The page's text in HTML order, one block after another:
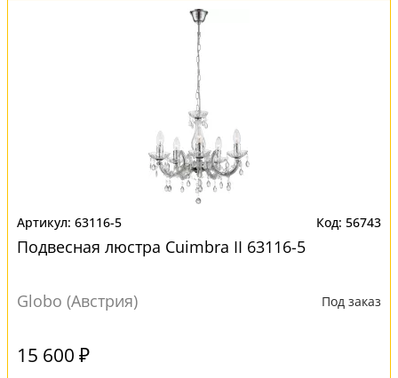
63116-5 56743
Подвесная люстра Cuimbra II 63116-5
Globo (Австрия) Под заказ
15 600 ₽